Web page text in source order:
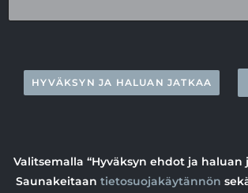
Valitsemalla “Hyväksyn ehdot ja haluan
Saunakeitaan tietosuojakäytännön